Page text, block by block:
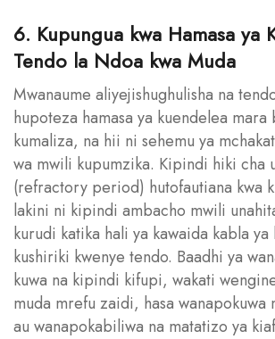
6. Kupungua kwa Hamasa ya
Tendo la Ndoa kwa Muda
Mwanaume aliyejishughulisha na
hupoteza hamasa ya kuendelea mara
kumaliza, na hii ni sehemu ya
wa mwili kupumzika. Kipindi hiki cha
(refractory period) hutofautiana kwa
lakini ni kipindi ambacho mwili
kurudi katika hali ya kawaida kabla ya
kushiriki kwenye tendo. Baadhi ya
kuwa na kipindi kifupi, wakati
muda mrefu zaidi, hasa wanapokuwa
au wanapokabiliwa na matatizo ya